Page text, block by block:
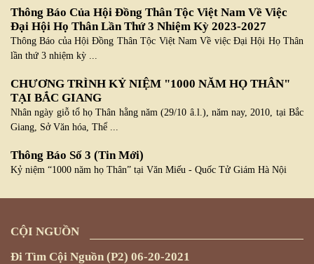
Thông Báo Của Hội Đồng Thân Tộc Việt Nam Về Việc
Đại Hội Họ Thân Lần Thứ 3 Nhiệm Kỳ 2023-2027
Thông Báo của Hội Đồng Thân Tộc Việt Nam Về việc Đại Hội Họ Thân
lần thứ 3 nhiệm kỳ ...
CHƯƠNG TRÌNH KỶ NIỆM "1000 NĂM HỌ THÂN"
TẠI BẮC GIANG
Nhân ngày giỗ tổ họ Thân hằng năm (29/10 â.l.), năm nay, 2010, tại Bắc
Giang, Sở Văn hóa, Thể ...
Thông Báo Số 3 (Tin Mới)
Kỷ niệm “1000 năm họ Thân” tại Văn Miếu - Quốc Tử Giám Hà Nội
CỘI NGUỒN
Đi Tìm Cội Nguồn (p2) 06-20-2021